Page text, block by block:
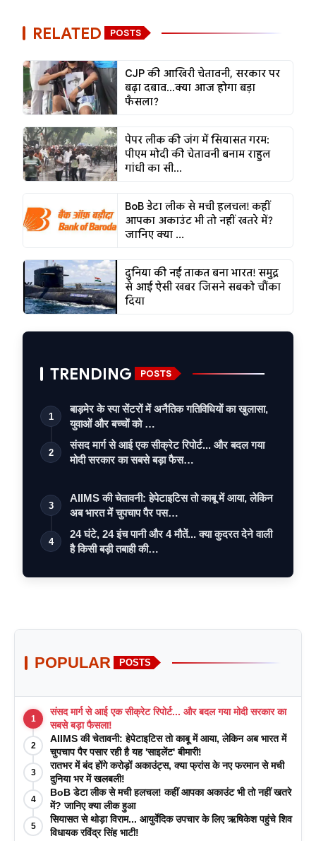
RELATED POSTS
CJP की आखिरी चेतावनी, सरकार पर
बढ़ा दबाव...क्या आज होगा बड़ा
फैसला?
पेपर लीक की जंग में सियासत गरम:
पीएम मोदी की चेतावनी बनाम राहुल
गांधी का सी...
BoB डेटा लीक से मची हलचल! कहीं
आपका अकाउंट भी तो नहीं खतरे में?
जानिए क्या ...
दुनिया की नई ताकत बना भारत! समुद्र
से आई ऐसी खबर जिसने सबको चौंका
दिया
TRENDING POSTS
1
बाड़मेर के स्पा सेंटरों में अनैतिक गतिविधियों का खुलासा,
युवाओं और बच्चों को …
2
संसद मार्ग से आई एक सीक्रेट रिपोर्ट... और बदल गया
मोदी सरकार का सबसे बड़ा फैस…
3
AIIMS की चेतावनी: हेपेटाइटिस तो काबू में आया, लेकिन
अब भारत में चुपचाप पैर पस…
4
24 घंटे, 24 इंच पानी और 4 मौतें... क्या कुदरत देने वाली
है किसी बड़ी तबाही की…
POPULAR POSTS
1
संसद मार्ग से आई एक सीक्रेट रिपोर्ट... और बदल गया मोदी सरकार का
सबसे बड़ा फैसला!
2
AIIMS की चेतावनी: हेपेटाइटिस तो काबू में आया, लेकिन अब भारत में
चुपचाप पैर पसार रही है यह 'साइलेंट' बीमारी!
3
रातभर में बंद होंगे करोड़ों अकाउंट्स, क्या फ्रांस के नए फरमान से मची
दुनिया भर में खलबली!
4
BoB डेटा लीक से मची हलचल! कहीं आपका अकाउंट भी तो नहीं खतरे
में? जानिए क्या लीक हुआ
5
सियासत से थोड़ा विराम... आयुर्वेदिक उपचार के लिए ऋषिकेश पहुंचे शिव
विधायक रविंद्र सिंह भाटी!